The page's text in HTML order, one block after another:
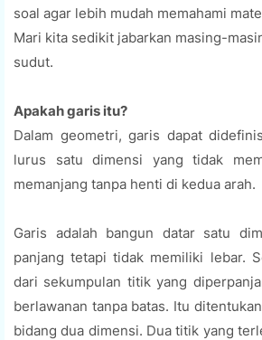
soal agar lebih mudah memahami
Mari kita sedikit jabarkan masing-
sudut.
Apakah garis itu?
Dalam geometri, garis dapat
lurus satu dimensi yang tidak
memanjang tanpa henti di kedua arah.
Garis adalah bangun datar satu
panjang tetapi tidak memiliki lebar.
dari sekumpulan titik yang
berlawanan tanpa batas. Itu
bidang dua dimensi. Dua titik yang